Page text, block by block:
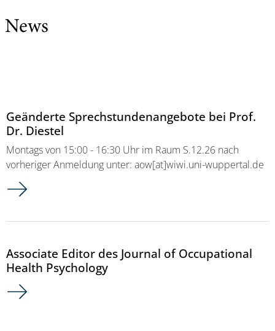
News
Geänderte Sprechstundenangebote bei Prof.
Dr. Diestel
Montags von 15:00 - 16:30 Uhr im Raum S.12.26 nach
vorheriger Anmeldung unter: aow[at]wiwi.uni-wuppertal.de
Associate Editor des Journal of Occupational
Health Psychology